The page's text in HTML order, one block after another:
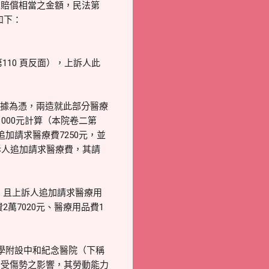
償相當之金額，民法第
：
頁反面），上訴人此
為憑，兩造就此部分醫療
元計算（本院卷二第
加請求醫療費7250元，並
追加請求醫療費，其請
上訴人追加請求醫療用
萬7020元、醫療用品費1
設中和紀念醫院（下稱
傷勢之影響，其勞動能力